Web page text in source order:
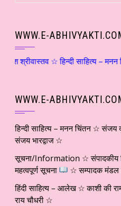
WWW.E-
☆ हिन्दी साहित्य –
WWW.E-
हिन्दी साहित्य – मनन चिंतन ☆ संजय
संजय भारद्वाज ☆
सूचना/Information ☆ संपादकीय
महत्वपूर्ण सूचना
☆ सम्पादक मंडल
हिंदी साहित्य – आलेख ☆ काशी की
राय चौधरी ☆